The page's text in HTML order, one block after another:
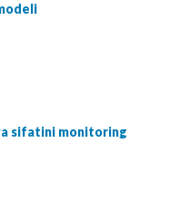
sifatini monitoring